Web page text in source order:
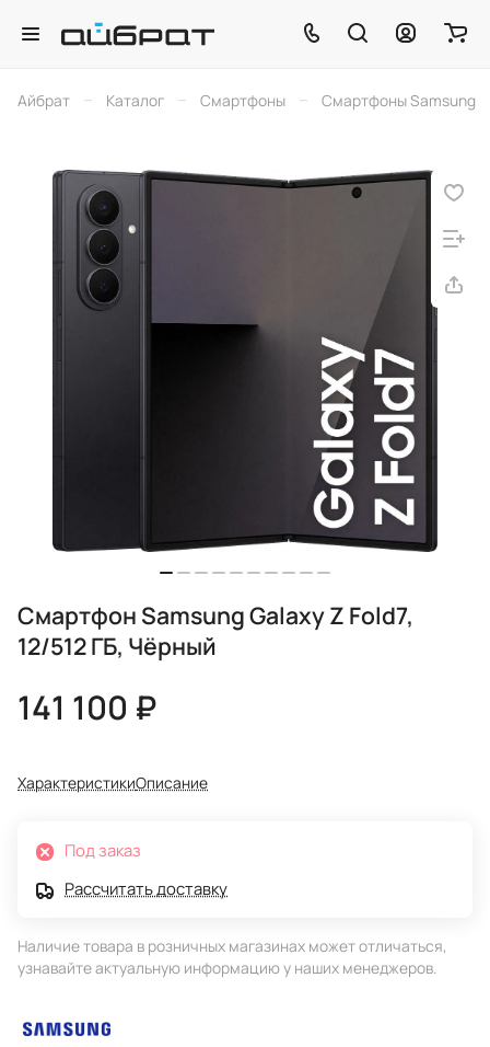
Айбрат – Каталог – Смартфоны – Смартфоны Samsung
Смартфон Samsung Galaxy Z Fold7,
12/512 ГБ, Чёрный
141 100 ₽
ХарактеристикиОписание
Под заказ
Рассчитать доставку
Наличие товара в розничных магазинах может отличаться,
узнавайте актуальную информацию у наших менеджеров.